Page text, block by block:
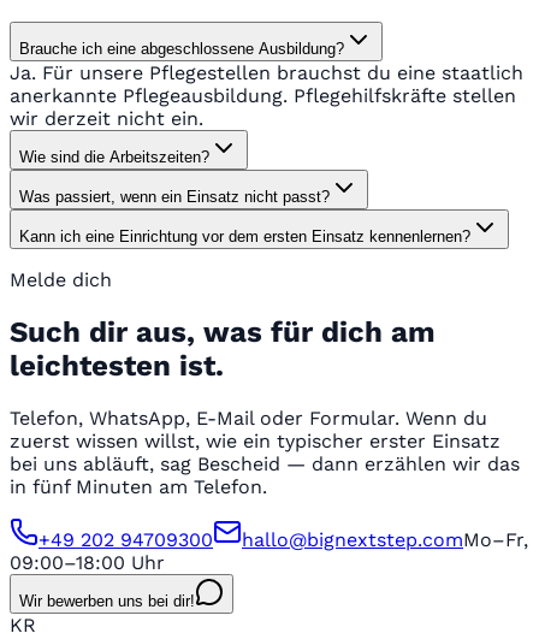
Brauche ich eine abgeschlossene Ausbildung?
Ja. Für unsere Pflegestellen brauchst du eine staatlich
anerkannte Pflegeausbildung. Pflegehilfskräfte stellen
wir derzeit nicht ein.
Wie sind die Arbeitszeiten?
Was passiert, wenn ein Einsatz nicht passt?
Kann ich eine Einrichtung vor dem ersten Einsatz kennenlernen?
Melde dich
Such dir aus, was für dich am
leichtesten ist.
Telefon, WhatsApp, E-Mail oder Formular. Wenn du
zuerst wissen willst, wie ein typischer erster Einsatz
bei uns abläuft, sag Bescheid — dann erzählen wir das
in fünf Minuten am Telefon.
+49 202 94709300 hallo@bignextstep.comMo–Fr,
09:00–18:00 Uhr
Wir bewerben uns bei dir!
KR